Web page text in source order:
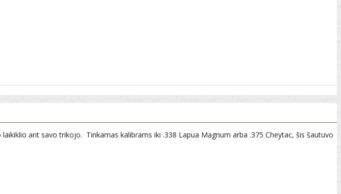
ant savo trikojo. Tinkamas kalibrams iki .338 Lapua Magnum arba .375 Cheytac, šis šautuvo